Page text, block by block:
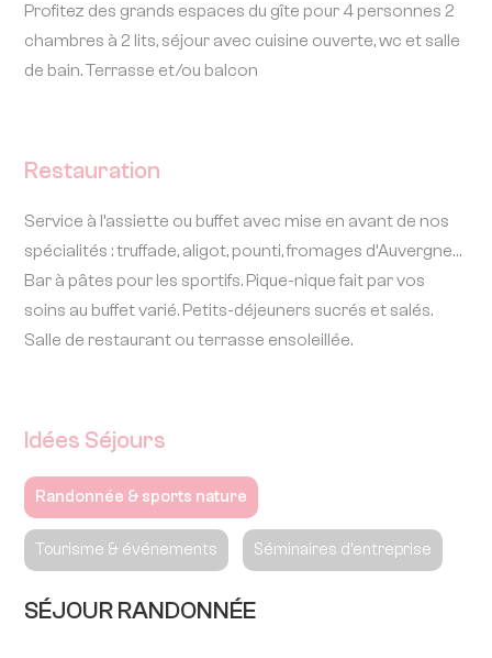
Profitez des grands espaces du gîte pour 4 personnes 2
chambres à 2 lits, séjour avec cuisine ouverte, wc et salle
de bain. Terrasse et/ou balcon
Restauration
Service à l’assiette ou buffet avec mise en avant de nos
spécialités : truffade, aligot, pounti, fromages d’Auvergne…
Bar à pâtes pour les sportifs. Pique-nique fait par vos
soins au buffet varié. Petits-déjeuners sucrés et salés.
Salle de restaurant ou terrasse ensoleillée.
Idées Séjours
Randonnée & sports nature
Tourisme & événements Séminaires d'entreprise
SÉJOUR RANDONNÉE